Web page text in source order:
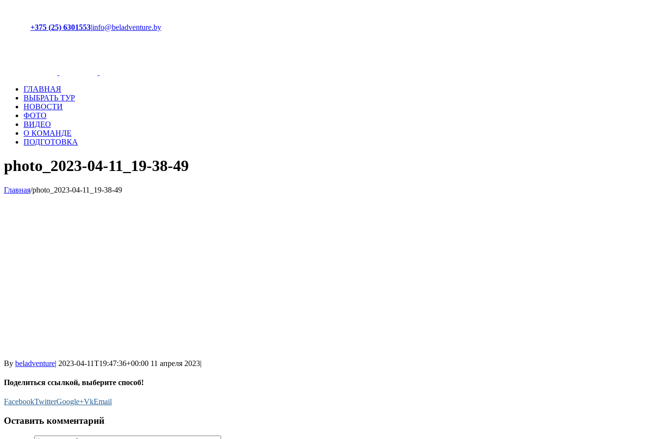
+375 (25) 6301553|info@beladventure.by
ГЛАВНАЯ
ВЫБРАТЬ ТУР
НОВОСТИ
ФОТО
ВИДЕО
О КОМАНДЕ
ПОДГОТОВКА
photo_2023-04-11_19-38-49
Главная/photo_2023-04-11_19-38-49
By beladventure| 2023-04-11T19:47:36+00:00 11 апреля 2023|
Поделиться ссылкой, выберите способ!
FacebookTwitterGoogle+VkEmail
Оставить комментарий